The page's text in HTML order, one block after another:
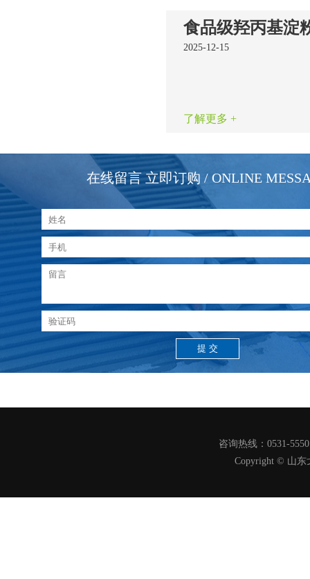
2025-12-15
了解更多 +
在线留言 立即订购 / ONLINE
咨询热线：0531-
Copyright © 山